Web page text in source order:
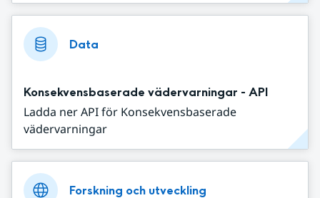
Data
Konsekvensbaserade vädervarningar - API
Ladda ner API för Konsekvensbaserade
vädervarningar
Forskning och utveckling